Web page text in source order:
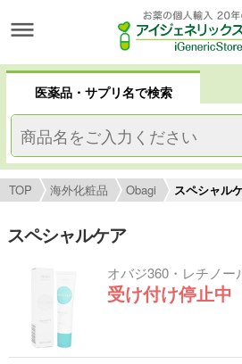
医薬品・サプリ名で検索
TOP 海外化粧品 Obagi スペシャル
スペシャルケア
オバジ360・レチノー
受け付け停止中